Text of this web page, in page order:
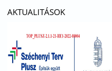
AKTUALITÁSOK